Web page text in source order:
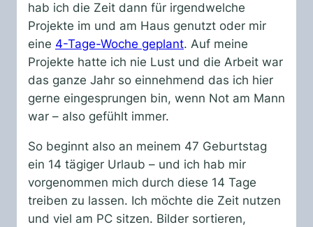
hab ich die Zeit dann für irgendwelche
Projekte im und am Haus genutzt oder mir
eine 4-Tage-Woche geplant. Auf meine
Projekte hatte ich nie Lust und die Arbeit war
das ganze Jahr so einnehmend das ich hier
gerne eingesprungen bin, wenn Not am Mann
war – also gefühlt immer.
So beginnt also an meinem 47 Geburtstag
ein 14 tägiger Urlaub – und ich hab mir
vorgenommen mich durch diese 14 Tage
treiben zu lassen. Ich möchte die Zeit nutzen
und viel am PC sitzen. Bilder sortieren,